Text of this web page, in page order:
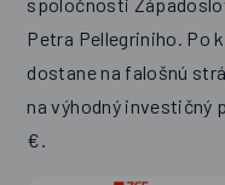
Petra Pellegriniho. Po
dostane na falošnú
na výhodný investičný
€.